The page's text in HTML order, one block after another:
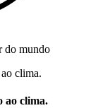
do mundo
ao clima.